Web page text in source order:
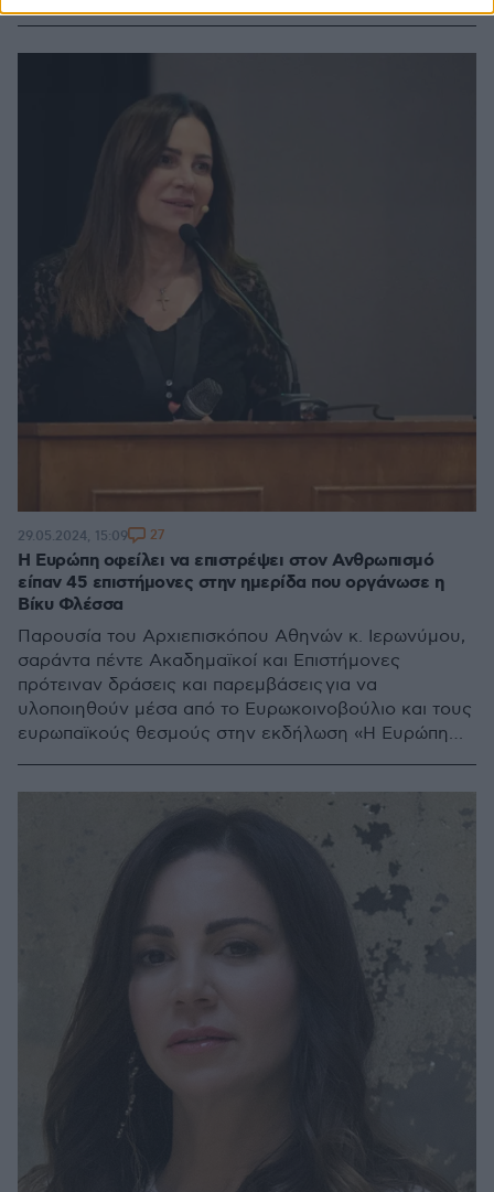
Η Ευρώπη οφείλει να επιστρέψει στον Ανθρωπισμό
είπαν 45 επιστήμονες στην ημερίδα που οργάνωσε η
Βίκυ Φλέσσα
Παρουσία του Αρχιεπισκόπου Αθηνών κ. Ιερωνύμου,
σαράντα πέντε Ακαδημαϊκοί και Επιστήμονες
πρότειναν δράσεις και παρεμβάσεις για να
υλοποιηθούν μέσα από το Ευρωκοινοβούλιο και τους
ευρωπαϊκούς θεσμούς στην εκδήλωση «Η Ευρώπη
29.05.2024, 15:09 27